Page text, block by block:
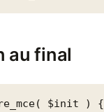
au final
$init ) {